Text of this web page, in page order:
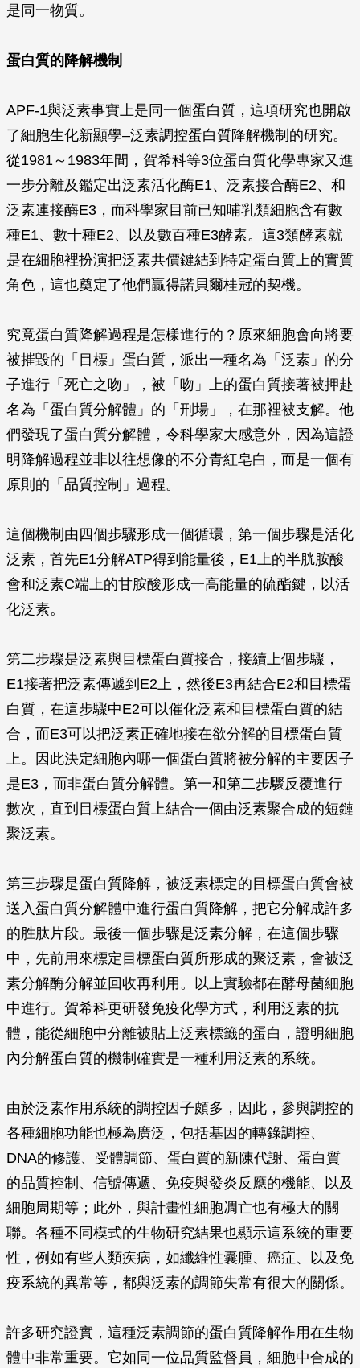
是同一物質。
蛋白質的降解機制
APF-1與泛素事實上是同一個蛋白質，這項研究也開啟
了細胞生化新顯學–泛素調控蛋白質降解機制的研究。
從1981～1983年間，賀希科等3位蛋白質化學專家又進
一步分離及鑑定出泛素活化酶E1、泛素接合酶E2、和
泛素連接酶E3，而科學家目前已知哺乳類細胞含有數
種E1、數十種E2、以及數百種E3酵素。這3類酵素就
是在細胞裡扮演把泛素共價鍵結到特定蛋白質上的實質
角色，這也奠定了他們贏得諾貝爾桂冠的契機。
究竟蛋白質降解過程是怎樣進行的？原來細胞會向將要
被摧毀的「目標」蛋白質，派出一種名為「泛素」的分
子進行「死亡之吻」，被「吻」上的蛋白質接著被押赴
名為「蛋白質分解體」的「刑場」，在那裡被支解。他
們發現了蛋白質分解體，令科學家大感意外，因為這證
明降解過程並非以往想像的不分青紅皂白，而是一個有
原則的「品質控制」過程。
這個機制由四個步驟形成一個循環，第一個步驟是活化
泛素，首先E1分解ATP得到能量後，E1上的半胱胺酸
會和泛素C端上的甘胺酸形成一高能量的硫酯鍵，以活
化泛素。
第二步驟是泛素與目標蛋白質接合，接續上個步驟，
E1接著把泛素傳遞到E2上，然後E3再結合E2和目標蛋
白質，在這步驟中E2可以催化泛素和目標蛋白質的結
合，而E3可以把泛素正確地接在欲分解的目標蛋白質
上。因此決定細胞內哪一個蛋白質將被分解的主要因子
是E3，而非蛋白質分解體。第一和第二步驟反覆進行
數次，直到目標蛋白質上結合一個由泛素聚合成的短鏈
聚泛素。
第三步驟是蛋白質降解，被泛素標定的目標蛋白質會被
送入蛋白質分解體中進行蛋白質降解，把它分解成許多
的胜肽片段。最後一個步驟是泛素分解，在這個步驟
中，先前用來標定目標蛋白質所形成的聚泛素，會被泛
素分解酶分解並回收再利用。以上實驗都在酵母菌細胞
中進行。賀希科更研發免疫化學方式，利用泛素的抗
體，能從細胞中分離被貼上泛素標籤的蛋白，證明細胞
內分解蛋白質的機制確實是一種利用泛素的系統。
由於泛素作用系統的調控因子頗多，因此，參與調控的
各種細胞功能也極為廣泛，包括基因的轉錄調控、
DNA的修護、受體調節、蛋白質的新陳代謝、蛋白質
的品質控制、信號傳遞、免疫與發炎反應的機能、以及
細胞周期等；此外，與計畫性細胞凋亡也有極大的關
聯。各種不同模式的生物研究結果也顯示這系統的重要
性，例如有些人類疾病，如纖維性囊腫、癌症、以及免
疫系統的異常等，都與泛素的調節失常有很大的關係。
許多研究證實，這種泛素調節的蛋白質降解作用在生物
體中非常重要。它如同一位品質監督員，細胞中合成的